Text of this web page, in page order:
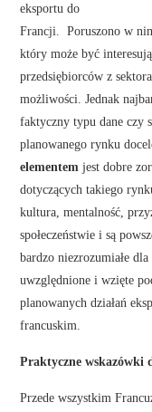
eksportu do
Francji. Poruszono w
który może być
przedsiębiorców z
możliwości. Jednak
faktyczny typu dane czy
planowanego rynku
elementem jest dobre
dotyczących takiego
kultura, mentalność,
społeczeństwie i są
bardzo niezrozumiałe
uwzględnione i wzięte
planowanych działań
francuskim.
Praktyczne wskazówki
Przede wszystkim